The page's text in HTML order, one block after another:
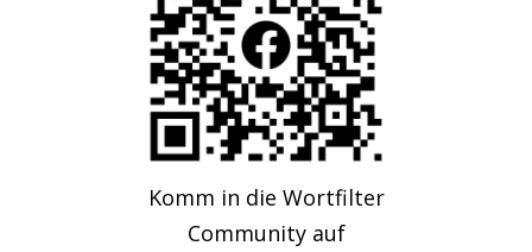
Komm in die Wortfilter
Community auf